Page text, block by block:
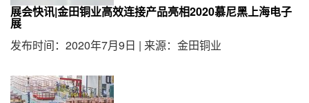
展会快讯|金田铜业高效连接产品亮相2020慕尼黑上海电子
展
发布时间：2020年7月9日 | 来源：金田铜业